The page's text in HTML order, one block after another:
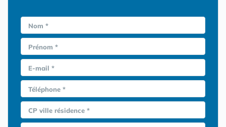
Nom *
Prénom *
E-mail *
Téléphone *
CP ville résidence *